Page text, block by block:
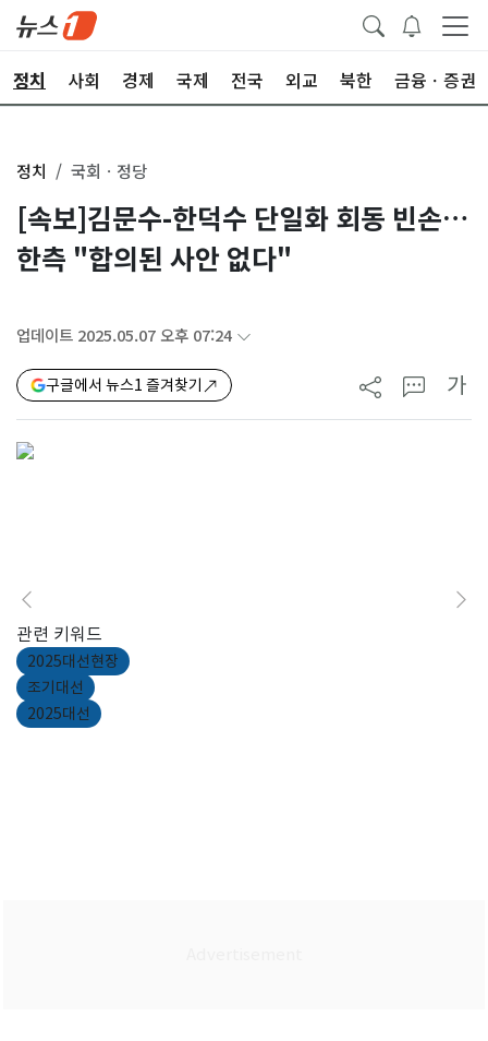
정치 사회 경제 국제 전국 외교 북한 금융ㆍ증권
정치 국회ㆍ정당
[속보]김문수-한덕수 단일화 회동 빈손…
한측 "합의된 사안 없다"
업데이트 2025.05.07 오후 07:24
구글에서 뉴스1 즐겨찾기 가
관련 키워드
2025대선현장
조기대선
2025대선